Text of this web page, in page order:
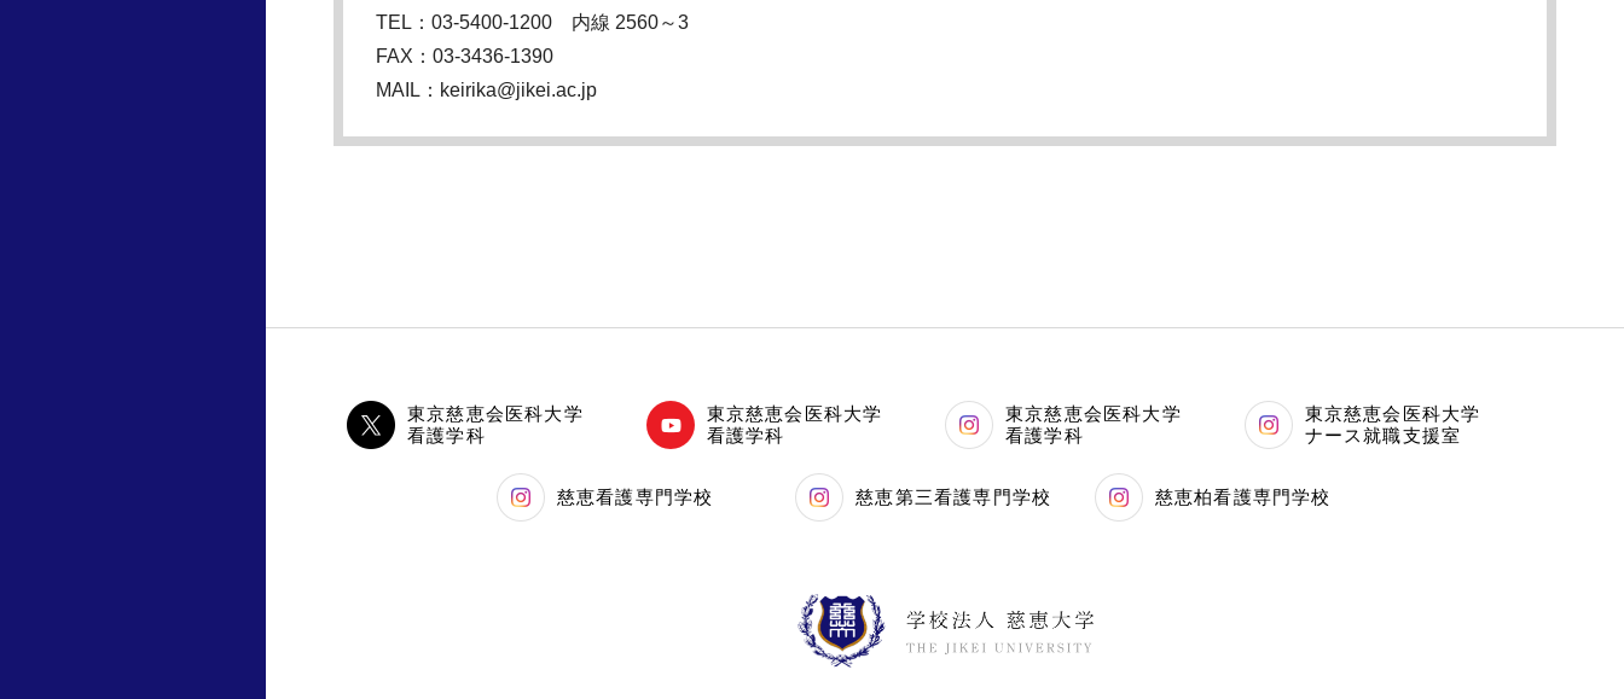
TEL：03-5400-1200 内線 2560～3
FAX：03-3436-1390
MAIL：keirika@jikei.ac.jp
東京慈恵会医科大学
看護学科
東京慈恵会医科大学
看護学科
東京慈恵会医科大学
看護学科
東京慈恵会医科大学
ナース就職支援室
慈恵看護専門学校 慈恵第三看護専門学校 慈恵柏看護専門学校